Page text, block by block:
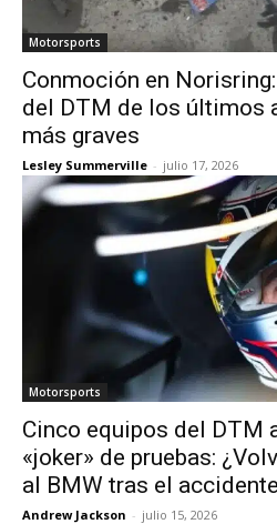
Motorsports
Conmoción en
del DTM de los últimos
más graves
Lesley Summerville - julio 17, 2026
Motorsports
Cinco equipos del DTM
«joker» de pruebas:
al BMW tras el
Andrew Jackson - julio 15, 2026